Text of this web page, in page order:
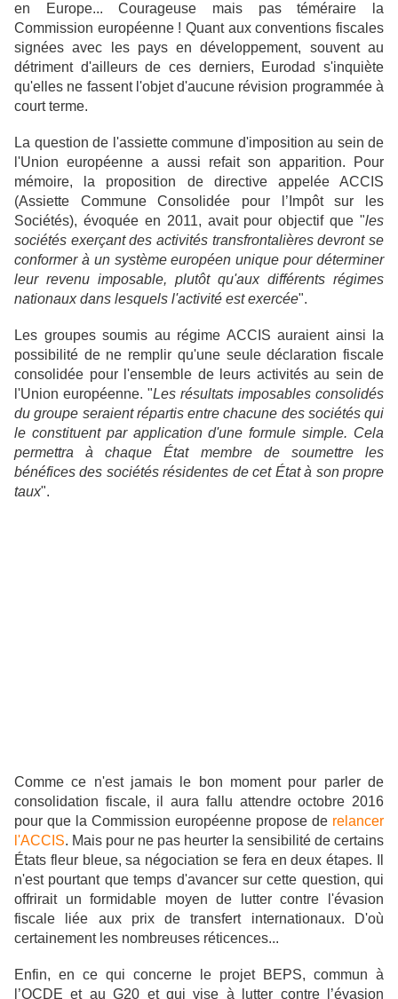
en Europe... Courageuse mais pas téméraire la
Commission européenne ! Quant aux conventions fiscales
signées avec les pays en développement, souvent au
détriment d'ailleurs de ces derniers, Eurodad s'inquiète
qu'elles ne fassent l'objet d'aucune révision programmée à
court terme.
La question de l'assiette commune d'imposition au sein de
l'Union européenne a aussi refait son apparition. Pour
mémoire, la proposition de directive appelée ACCIS
(Assiette Commune Consolidée pour l’Impôt sur les
Sociétés), évoquée en 2011, avait pour objectif que "les
sociétés exerçant des activités transfrontalières devront se
conformer à un système européen unique pour déterminer
leur revenu imposable, plutôt qu'aux différents régimes
nationaux dans lesquels l'activité est exercée".
Les groupes soumis au régime ACCIS auraient ainsi la
possibilité de ne remplir qu'une seule déclaration fiscale
consolidée pour l'ensemble de leurs activités au sein de
l'Union européenne. "Les résultats imposables consolidés
du groupe seraient répartis entre chacune des sociétés qui
le constituent par application d'une formule simple. Cela
permettra à chaque État membre de soumettre les
bénéfices des sociétés résidentes de cet État à son propre
taux".
Comme ce n'est jamais le bon moment pour parler de
consolidation fiscale, il aura fallu attendre octobre 2016
pour que la Commission européenne propose de relancer
l'ACCIS. Mais pour ne pas heurter la sensibilité de certains
États fleur bleue, sa négociation se fera en deux étapes. Il
n'est pourtant que temps d'avancer sur cette question, qui
offrirait un formidable moyen de lutter contre l'évasion
fiscale liée aux prix de transfert internationaux. D'où
certainement les nombreuses réticences...
Enfin, en ce qui concerne le projet BEPS, commun à
l’OCDE et au G20 et qui vise à lutter contre l’évasion